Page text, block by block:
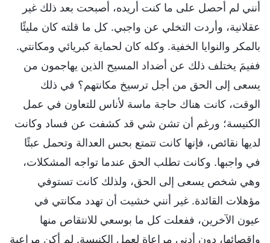
أنني لم أحصل على ما كنت أريده، أصبحت بعد ذلك غير
عقلانية، وأردت التخلي عن واجبي. كل ما قلته كان مليئًا
بالمكر والنوايا الخفية. وكله كان لحماية كبريائي ومكانتي.
ففيمَ يختلف ذلك عن أضداد المسيح الذين يهاجمون من
يسعى إلى الحق من أجل ترسيخ مكانتهم؟ في ذلك
الوقت، كانت هناك حاجة ماسة لأناس للتعاون في عمل
الكنيسة؛ ورغم أن تشن شي قد كشفت عن فساد وكانت
لديها نقائص، فإنها كانت تتمتع بحس العدالة وتحمل عبئًا
في واجبها. وكانت تطلب الحق عندما تواجه المشكلات،
وهي شخص يسعى إلى الحق، ولذلك كانت تستوفي
مؤهلات القائدة. غير أنني خشيت أن تهدد مكانتي في
عيون الآخرين، ففعلت كل ما بوسعي للانتقاص منها
وإقصائها، دون أدنى مراعاة لعمل الكنيسة. لم أكن مراعية